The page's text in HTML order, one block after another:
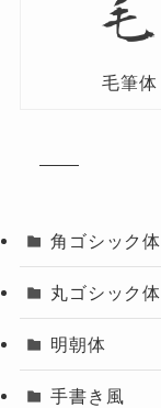
毛筆体
角ゴシック体
丸ゴシック体
明朝体
手書き風